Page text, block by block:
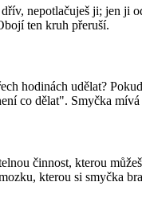
nepotlačuješ ji; jen ji
ten kruh přeruší.
hodinách udělat?
co dělat". Smyčka
činnost, kterou
kterou si smyčka